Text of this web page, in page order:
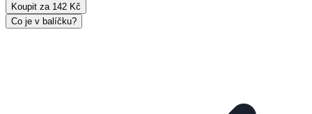
Koupit za 142 Kč
Co je v balíčku?